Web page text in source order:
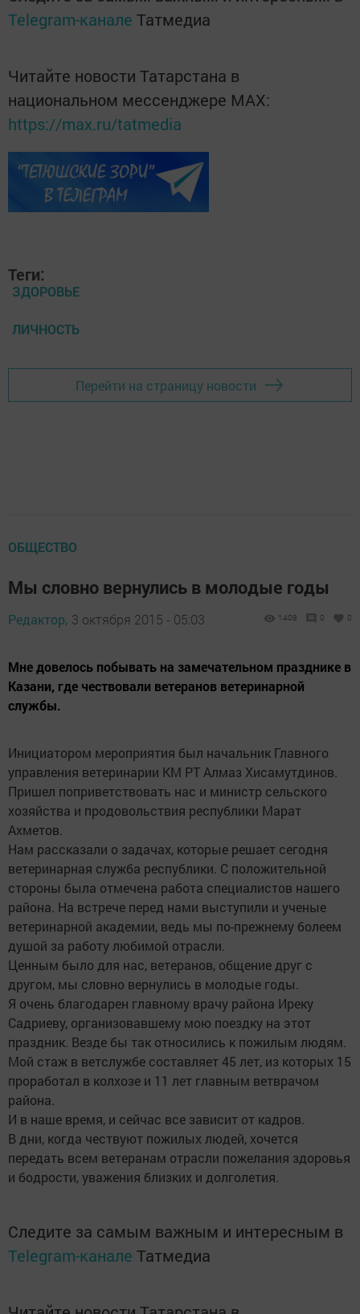
Telegram-канале Татмедиа
Читайте новости Татарстана в
национальном мессенджере MАХ:
https://max.ru/tatmedia
Теги:
ЗДОРОВЬЕ
ЛИЧНОСТЬ
Перейти на страницу новости
ОБЩЕСТВО
Мы словно вернулись в молодые годы
Редактор, 3 октября 2015 - 05:03 1408 0 0
Мне довелось побывать на замечательном празднике в
Казани, где чествовали ветеранов ветеринарной
службы.
Инициатором мероприятия был начальник Главного
управления ветеринарии КМ РТ Алмаз Хисамутдинов.
Пришел поприветствовать нас и министр сельского
хозяйства и продовольствия республики Марат
Ахметов.
Нам рассказали о задачах, которые решает сегодня
ветеринарная служба республики. С положительной
стороны была отмечена работа специалистов нашего
района. На встрече перед нами выступили и ученые
ветеринарной академии, ведь мы по-прежнему болеем
душой за работу любимой отрасли.
Ценным было для нас, ветеранов, общение друг с
другом, мы словно вернулись в молодые годы.
Я очень благодарен главному врачу района Иреку
Садриеву, организовавшему мою поездку на этот
праздник. Везде бы так относились к пожилым людям.
Мой стаж в ветслужбе составляет 45 лет, из которых 15
проработал в колхозе и 11 лет главным ветврачом
района.
И в наше время, и сейчас все зависит от кадров.
В дни, когда чествуют пожилых людей, хочется
передать всем ветеранам отрасли пожелания здоровья
и бодрости, уважения близких и долголетия.
Следите за самым важным и интересным в
Telegram-канале Татмедиа